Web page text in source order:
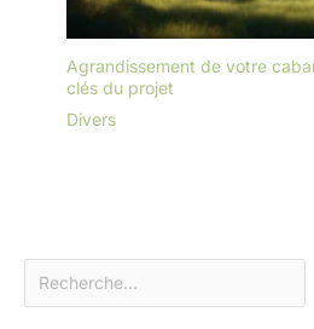
Agrandissement de votre
clés du projet
Divers